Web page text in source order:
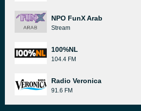
NPO FunX Arab
Stream
100%NL
104.4 FM
Radio Veronica
91.6 FM